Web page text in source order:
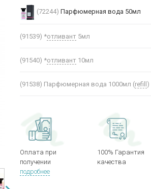
(72244) Парфюмерная вода 50мл
(91539) *отливант 5мл
(91540) *отливант 10мл
(91538) Парфюмерная вода 1000мл (refill)
Оплата при
получении
подробнее
100% Гарантия
качества